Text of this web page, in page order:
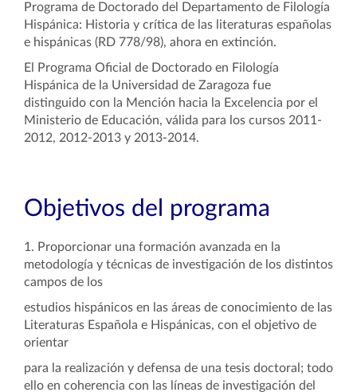
Programa de Doctorado del Departamento de Filología
Hispánica: Historia y crítica de las literaturas españolas
e hispánicas (RD 778/98), ahora en extinción.
El Programa Oficial de Doctorado en Filología
Hispánica de la Universidad de Zaragoza fue
distinguido con la Mención hacia la Excelencia por el
Ministerio de Educación, válida para los cursos 2011-
2012, 2012-2013 y 2013-2014.
Objetivos del programa
1. Proporcionar una formación avanzada en la
metodología y técnicas de investigación de los distintos
campos de los
estudios hispánicos en las áreas de conocimiento de las
Literaturas Española e Hispánicas, con el objetivo de
orientar
para la realización y defensa de una tesis doctoral; todo
ello en coherencia con las líneas de investigación del